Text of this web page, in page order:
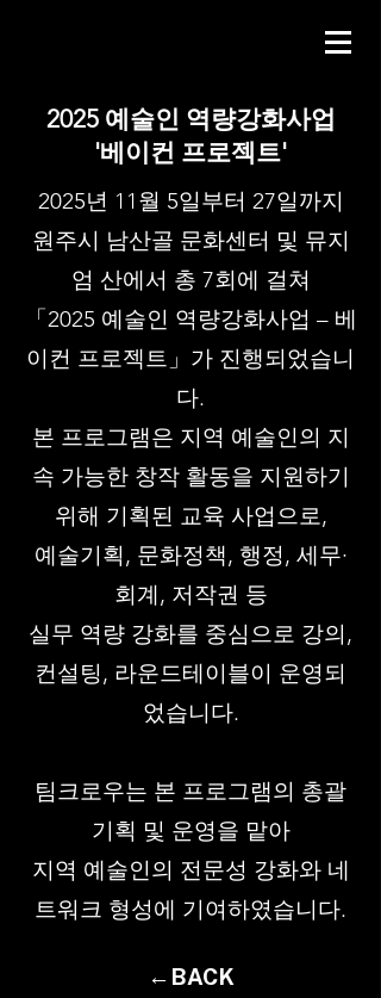
2025 예술인 역량강화사업
​'베이컨 프로젝트'
2025년 11월 5일부터 27일까지
원주시 남산골 문화센터 및 뮤지
엄 산에서 총 7회에 걸쳐
「2025 예술인 역량강화사업 – 베
이컨 프로젝트」가 진행되었습니
다.
본 프로그램은 지역 예술인의 지
속 가능한 창작 활동을 지원하기
위해 기획된 교육 사업으로,
예술기획, 문화정책, 행정, 세무·
회계, 저작권 등
실무 역량 강화를 중심으로 강의,
컨설팅, 라운드테이블이 운영되
었습니다.
팀크로우는 본 프로그램의 총괄
기획 및 운영을 맡아
지역 예술인의 전문성 강화와 네
트워크 형성에 기여하였습니다.
←BACK